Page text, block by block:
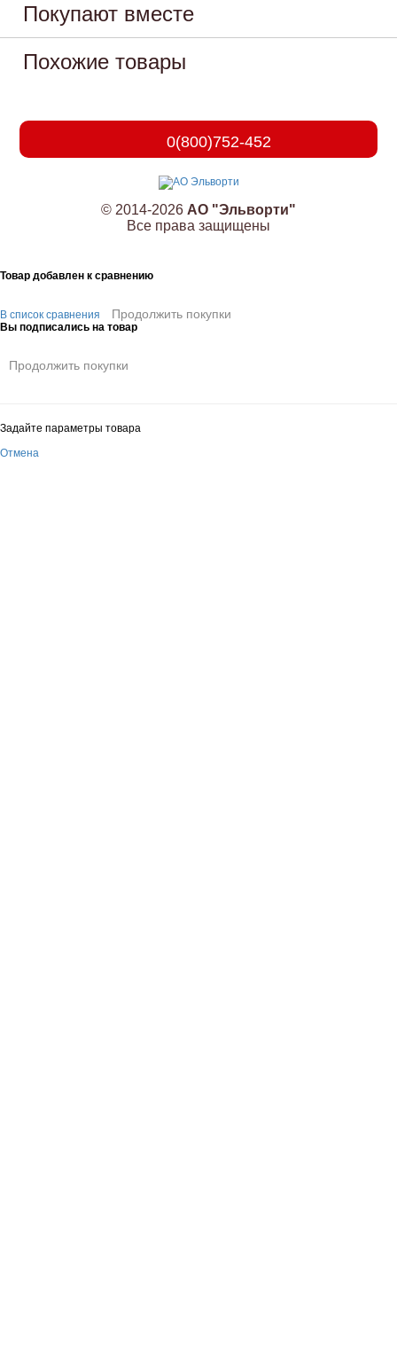
Покупают вместе
Похожие товары
0(800)752-452
© 2014-2026 АО "Эльворти"
Все права защищены
Товар добавлен к сравнению
В список сравнения Продолжить покупки
Вы подписались на товар
Продолжить покупки
Задайте параметры товара
Отмена